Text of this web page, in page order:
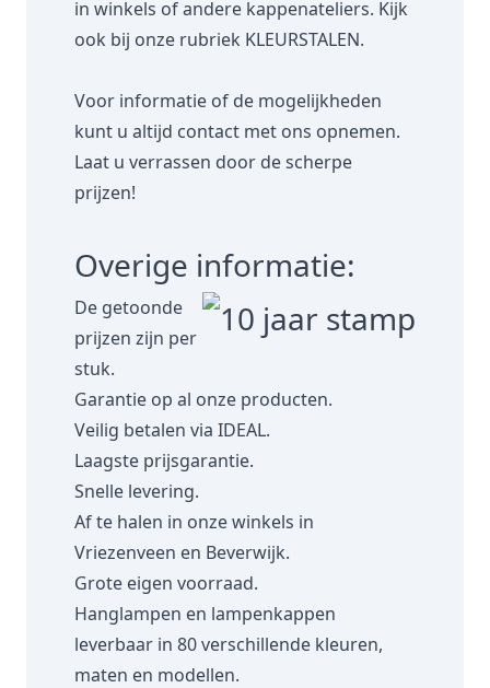
in winkels of andere kappenateliers. Kijk
ook bij onze rubriek KLEURSTALEN.
Voor informatie of de mogelijkheden
kunt u altijd contact met ons opnemen.
Laat u verrassen door de scherpe
prijzen!
Overige informatie:
De getoonde
prijzen zijn per
stuk.
Garantie op al onze producten.
Veilig betalen via IDEAL.
Laagste prijsgarantie.
Snelle levering.
Af te halen in onze winkels in
Vriezenveen en Beverwijk.
Grote eigen voorraad.
Hanglampen en lampenkappen
leverbaar in 80 verschillende kleuren,
maten en modellen.